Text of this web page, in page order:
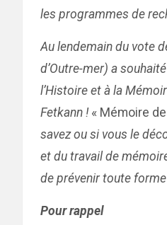
les programmes de
Au lendemain du vote
d’Outre-mer) a
l’Histoire et à la
Fetkann !« Mémoire
savez ou si vous le
et du travail de
de prévenir toute
Pour rappel